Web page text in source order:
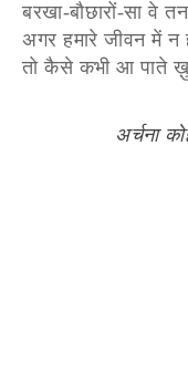
बरखा-बौछारों-सा वे
अगर हमारे जीवन में न
तो कैसे कभी आ पाते
अर्चना